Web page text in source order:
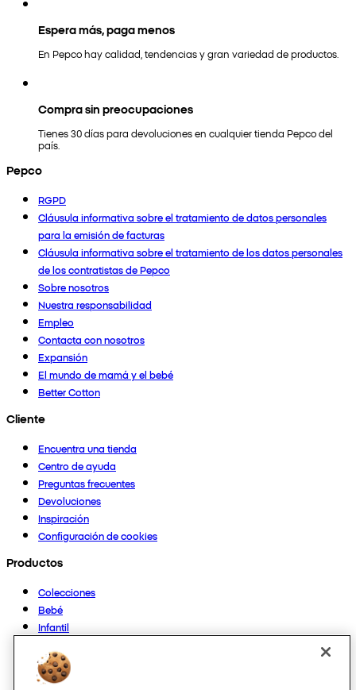
Espera más, paga menos
En Pepco hay calidad, tendencias y gran variedad de productos.
Compra sin preocupaciones
Tienes 30 días para devoluciones en cualquier tienda Pepco del
país.
Pepco
RGPD
Cláusula informativa sobre el tratamiento de datos personales
para la emisión de facturas
Cláusula informativa sobre el tratamiento de los datos personales
de los contratistas de Pepco
Sobre nosotros
Nuestra responsabilidad
Empleo
Contacta con nosotros
Expansión
El mundo de mamá y el bebé
Better Cotton
Cliente
Encuentra una tienda
Centro de ayuda
Preguntas frecuentes
Devoluciones
Inspiración
Configuración de cookies
Productos
Colecciones
Bebé
Infantil
Mujer
Hombre